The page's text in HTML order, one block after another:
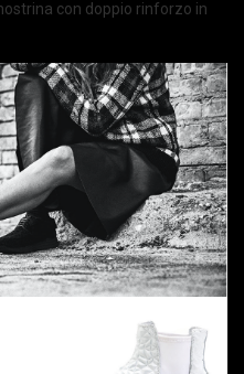
con doppio rinforzo in